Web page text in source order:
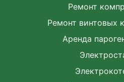
Ремонт
Ремонт винтовых
Аренда